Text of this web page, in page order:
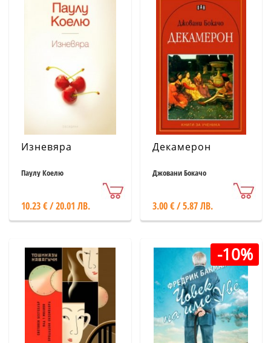
Изневяра
Паулу Коелю
10.23 € / 20.01 ЛВ.
Декамерон
Джовани Бокачо
3.00 € / 5.87 ЛВ.
-10%